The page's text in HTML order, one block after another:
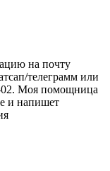
на почту
телеграмм или
02. Моя помощница
и напишет